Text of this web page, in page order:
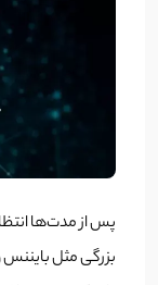
پس از مدت‌ها